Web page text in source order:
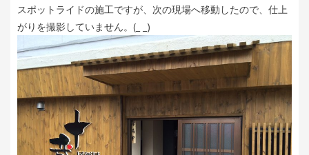
スポットライドの施工ですが、次の現場へ移動したので、仕上
がりを撮影していません。(_ _)